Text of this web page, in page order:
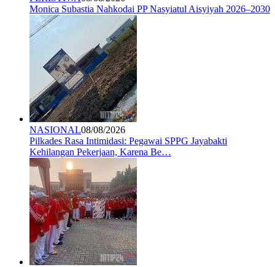
Monica Subastia Nahkodai PP Nasyiatul Aisyiyah 2026–2030
NASIONAL08/08/2026
Pilkades Rasa Intimidasi: Pegawai SPPG Jayabakti
Kehilangan Pekerjaan, Karena Be…